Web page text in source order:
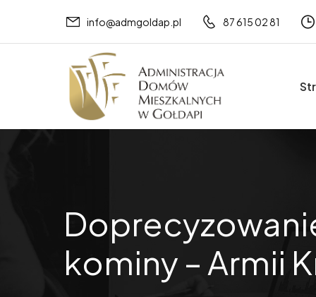
info@admgoldap.pl 87 615 02 81
kominy – Armii